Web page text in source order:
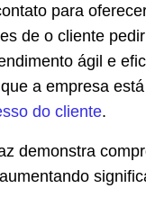
para
de o cliente
ágil e
a empresa
do cliente.
demonstra